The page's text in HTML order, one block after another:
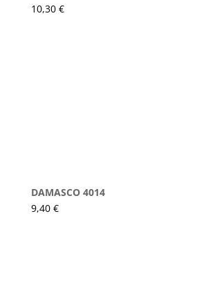
10,30 €
DAMASCO 4014
9,40 €